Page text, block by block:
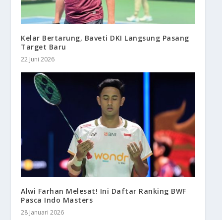
Kelar Bertarung, Baveti DKI Langsung Pasang
Target Baru
22 Juni 2026
Alwi Farhan Melesat! Ini Daftar Ranking BWF
Pasca Indo Masters
28 Januari 2026